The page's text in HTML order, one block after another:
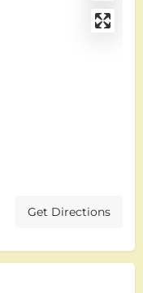
Get Directions